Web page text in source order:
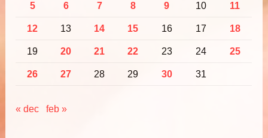
5 6 7 8 9 10 11
12 13 14 15 16 17 18
19 20 21 22 23 24 25
26 27 28 29 30 31
« dec feb »